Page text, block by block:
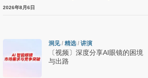
2026年8月6日
洞见/ 精选 / 讲演
〔视频〕深度分享AI眼镜的困境
与出路